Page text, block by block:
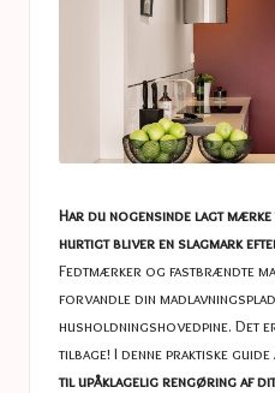
Har du nogensinde lagt
hurtigt bliver en slagmark
Fedtmærker og fastbrændte
forvandle din
husholdningshovedpine. Det
tilbage! I denne praktiske
til upåklagelig rengøring af